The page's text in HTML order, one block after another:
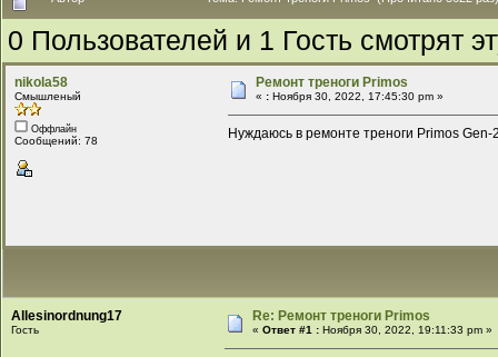
0 Пользователей и 1 Гость смотрят
nikola58
Смышленый
Оффлайн
Сообщений: 78
Ремонт треноги Primos
« : Ноября 30, 2022, 17:45:30 pm »
Нуждаюсь в ремонте треноги Primos Gen-
Allesinordnung17
Гость
Re: Ремонт треноги Primos
«Ответ #1 : Ноября 30, 2022, 19:11:33 pm »